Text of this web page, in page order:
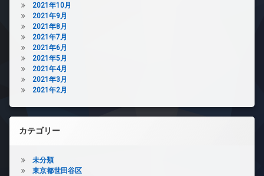
2021年10月
2021年9月
2021年8月
2021年7月
2021年6月
2021年5月
2021年4月
2021年3月
2021年2月
カテゴリー
未分類
東京都世田谷区